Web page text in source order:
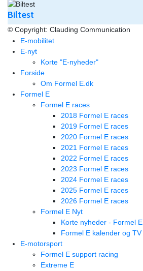
Biltest
© Copyright: Clauding Communication
E-mobilitet
E-nyt
Korte "E-nyheder"
Forside
Om Formel E.dk
Formel E
Formel E races
2018 Formel E races
2019 Formel E races
2020 Formel E races
2021 Formel E races
2022 Formel E races
2023 Formel E races
2024 Formel E races
2025 Formel E races
2026 Formel E races
Formel E Nyt
Korte nyheder - Formel E
Formel E kalender og TV
E-motorsport
Formel E support racing
Extreme E